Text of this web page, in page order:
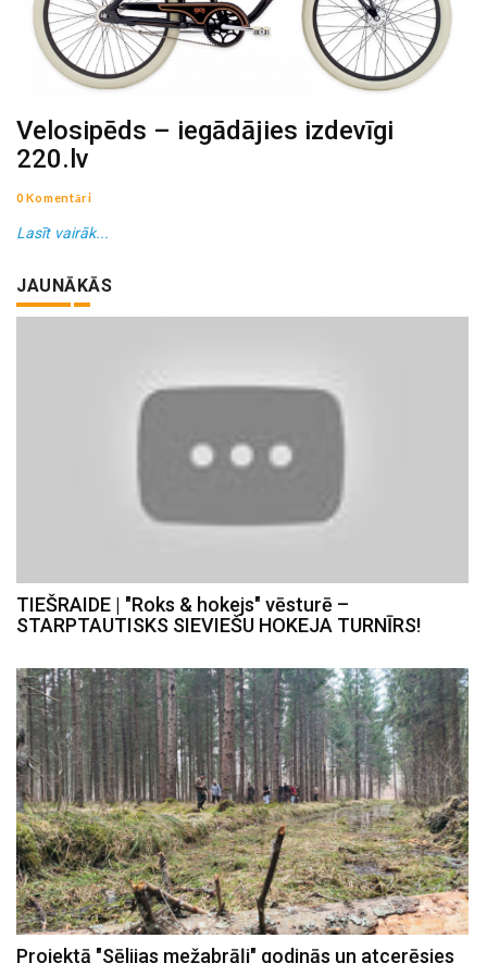
Velosipēds – iegādājies izdevīgi
220.lv
0 Komentāri
Lasīt vairāk...
JAUNĀKĀS
TIEŠRAIDE | "Roks & hokejs" vēsturē –
STARPTAUTISKS SIEVIEŠU HOKEJA TURNĪRS!
Projektā "Sēlijas mežabrāļi" godinās un atcerēsies